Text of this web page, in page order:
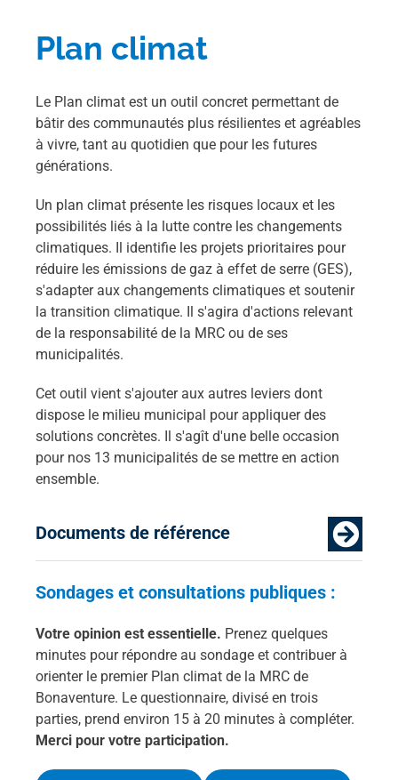
Plan climat
Le Plan climat est un outil concret permettant de
bâtir des communautés plus résilientes et agréables
à vivre, tant au quotidien que pour les futures
générations.
Un plan climat présente les risques locaux et les
possibilités liés à la lutte contre les changements
climatiques. Il identifie les projets prioritaires pour
réduire les émissions de gaz à effet de serre (GES),
s'adapter aux changements climatiques et soutenir
la transition climatique. Il s'agira d'actions relevant
de la responsabilité de la MRC ou de ses
municipalités.
Cet outil vient s'ajouter aux autres leviers dont
dispose le milieu municipal pour appliquer des
solutions concrètes. Il s'agît d'une belle occasion
pour nos 13 municipalités de se mettre en action
ensemble.
Documents de référence
Sondages et consultations publiques :
Votre opinion est essentielle. Prenez quelques
minutes pour répondre au sondage et contribuer à
orienter le premier Plan climat de la MRC de
Bonaventure. Le questionnaire, divisé en trois
parties, prend environ 15 à 20 minutes à compléter.
Merci pour votre participation.